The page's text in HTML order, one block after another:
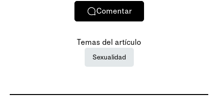
Comentar
Temas del artículo
Sexualidad